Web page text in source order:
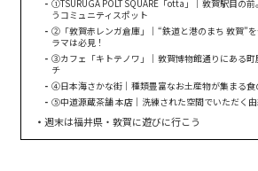
①TSURUGA POLT SQUARE「otta」｜敦賀駅目の
うコミュニティスポット
②「敦賀赤レンガ倉庫」｜“鉄道と港のまち 敦賀”
ラマは必見！
③カフェ「キトテノワ」｜敦賀博物館通りにある町
チ
④日本海さかな街｜種類豊富なお土産物が集まる食
⑤中道源蔵茶舗 本店｜洗練された空間でいただく
週末は福井県・敦賀に遊びに行こう